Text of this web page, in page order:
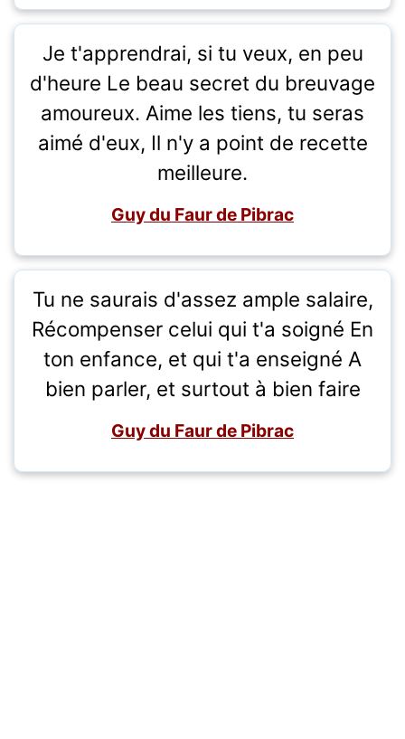
Je t'apprendrai, si tu veux, en peu
d'heure Le beau secret du breuvage
amoureux. Aime les tiens, tu seras
aimé d'eux, Il n'y a point de recette
meilleure.
Guy du Faur de Pibrac
Tu ne saurais d'assez ample salaire,
Récompenser celui qui t'a soigné En
ton enfance, et qui t'a enseigné A
bien parler, et surtout à bien faire
Guy du Faur de Pibrac